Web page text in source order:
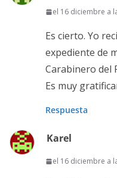
el 16 diciembre a
Es cierto. Yo
expediente de
Carabinero del
Es muy
Respuesta
Karel
el 16 diciembre a